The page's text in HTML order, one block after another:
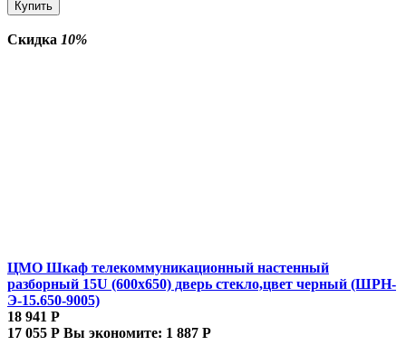
Купить
Скидка 10%
ЦМО Шкаф телекоммуникационный настенный
разборный 15U (600х650) дверь стекло,цвет черный (ШРН-
Э-15.650-9005)
18 941 Р
17 055 Р Вы экономите: 1 887 Р